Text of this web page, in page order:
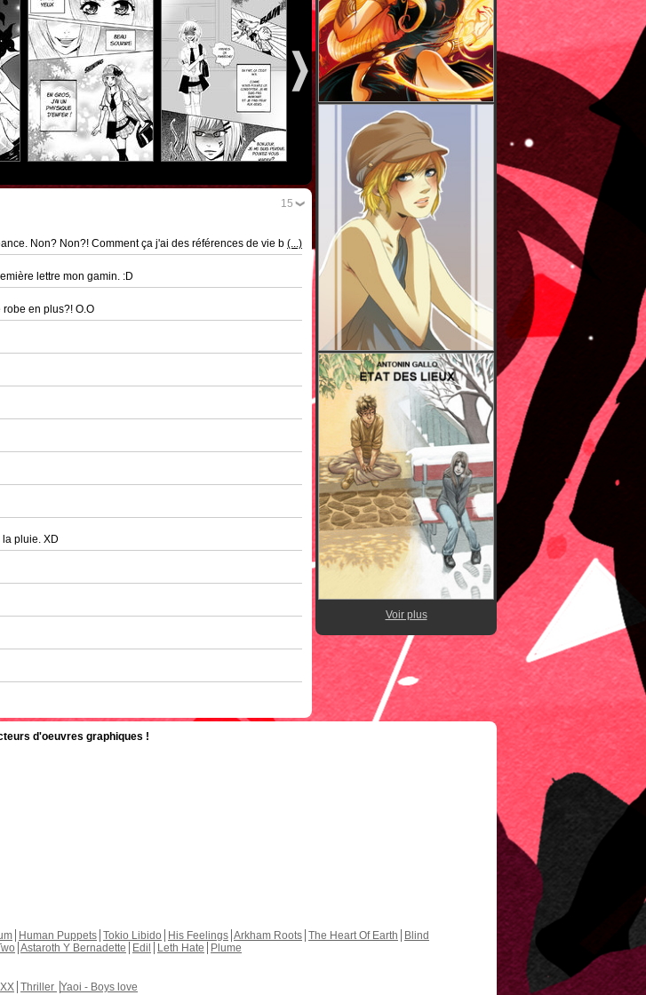
15
Non? Non?! Comment ça j'ai des références de vie b (...)
lettre mon gamin. :D
en plus?! O.O
pluie. XD
Voir plus
d'oeuvres graphiques !
Human Puppets Tokio Libido His Feelings Arkham Roots The Heart Of Earth
Blind
Astaroth Y Bernadette Edil Leth Hate
Plume
Thriller Yaoi - Boys love